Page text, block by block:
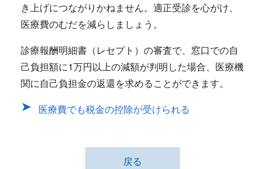
き上げにつながりかねません。適正受診を心がけ、
医療費のむだを減らしましょう。
診療報酬明細書（レセプト）の審査で、窓口での自
己負担額に1万円以上の減額が判明した場合、医療機
関に自己負担金の返還を求めることができます。
医療費でも税金の控除が受けられる
戻る